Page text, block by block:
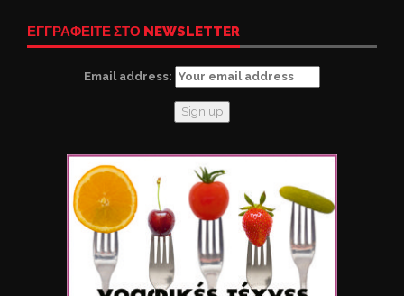
ΕΓΓΡΑΦΕΙΤΕ ΣΤΟ NEWSLETTER
Email address: